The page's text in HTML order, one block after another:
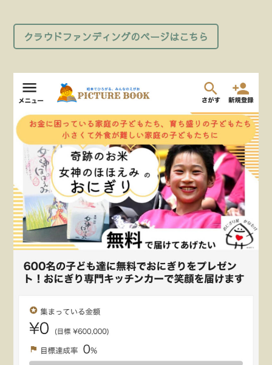
クラウドファンディングのページはこちら